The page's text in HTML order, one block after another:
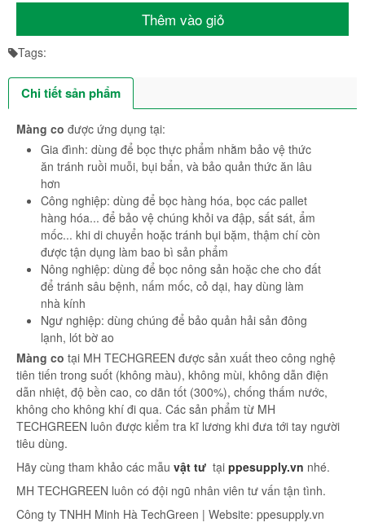
Thêm vào giỏ
Tags:
Chi tiết sản phẩm
Màng co được ứng dụng tại:
Gia đình: dùng để bọc thực phẩm nhằm bảo vệ thức
ăn tránh ruồi muỗi, bụi bẩn, và bảo quản thức ăn lâu
hơn
Công nghiệp: dùng để bọc hàng hóa, bọc các pallet
hàng hóa... để bảo vệ chúng khỏi va đập, sất sát, ẩm
mốc... khi di chuyển hoặc tránh bụi bặm, thậm chí còn
được tận dụng làm bao bì sản phẩm
Nông nghiệp: dùng để bọc nông sản hoặc che cho đất
để tránh sâu bệnh, nấm mốc, cỏ dại, hay dùng làm
nhà kính
Ngư nghiệp: dùng chúng để bảo quản hải sản đông
lạnh, lót bờ ao
Màng co tại MH TECHGREEN được sản xuất theo công nghệ
tiên tiến trong suốt (không màu), không mùi, không dẫn điện
dẫn nhiệt, độ bền cao, co dãn tốt (300%), chống thấm nước,
không cho không khí đi qua. Các sản phẩm từ MH
TECHGREEN luôn được kiểm tra kĩ lương khi đưa tới tay người
tiêu dùng.
Hãy cùng tham khảo các mẫu vật tư tại ppesupply.vn nhé.
MH TECHGREEN luôn có đội ngũ nhân viên tư vấn tận tình.
Công ty TNHH Minh Hà TechGreen | Website: ppesupply.vn